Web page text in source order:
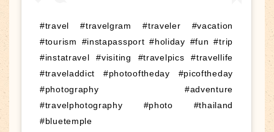
#travel #travelgram #traveler #vacation
#tourism #instapassport #holiday #fun #trip
#instatravel #visiting #travelpics #travellife
#traveladdict #photooftheday #picoftheday
#photography #adventure
#travelphotography #photo #thailand
#bluetemple